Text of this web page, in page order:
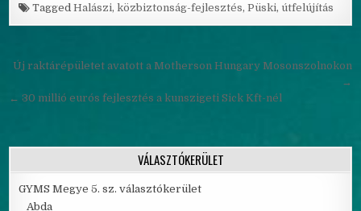
TaggedHalászi,közbiztonság-fejlesztés,Püski, útfelújítás
Bejegyzés navigáció
Új raktárépületet avatott a Motherson Hungary Mosonszolnokon
→
← 30 millió eurós fejlesztés a kunszigeti Sick Kft-nél
VÁLASZTÓKERÜLET
GYMS Megye 5. sz. választókerület
Abda